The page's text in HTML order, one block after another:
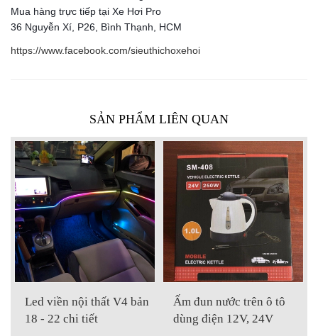
Mua hàng trực tiếp tại Xe Hơi Pro
36 Nguyễn Xí, P26, Bình Thạnh, HCM
https://www.facebook.com/sieuthichoxehoi
SẢN PHẨM LIÊN QUAN
Led viền nội thất V4 bản
18 - 22 chi tiết
Ấm đun nước trên ô tô
dùng điện 12V, 24V